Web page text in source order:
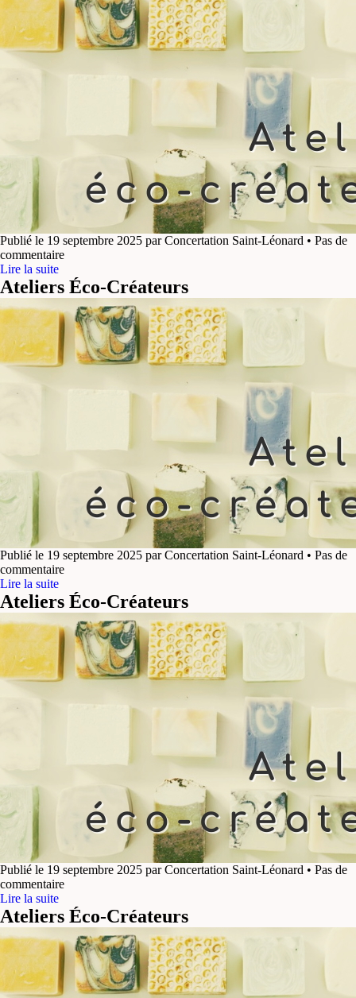
Publié le 19 septembre 2025 par Concertation Saint-Léonard • Pas de
commentaire
Lire la suite
Ateliers Éco-Créateurs
Publié le 19 septembre 2025 par Concertation Saint-Léonard • Pas de
commentaire
Lire la suite
Ateliers Éco-Créateurs
Publié le 19 septembre 2025 par Concertation Saint-Léonard • Pas de
commentaire
Lire la suite
Ateliers Éco-Créateurs